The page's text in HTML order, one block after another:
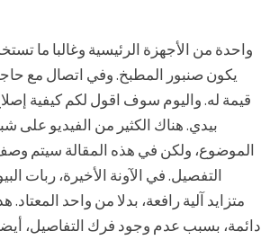
واحدة من الأجهزة الرئيسية وغالبا ما
يكون صنبور المطبخ. وفي اتصال مع
قيمة له. واليوم سوف اقول لكم كيفية
بيدي. هناك الكثير من الفيديو على
الموضوع، ولكن في هذه المقالة سيتم
التفصيل. في الآونة الأخيرة، ربات
متزايد آلية رافعة، بدلا من واحد
دائمة، بسبب عدم وجود فرك التفاصيل،